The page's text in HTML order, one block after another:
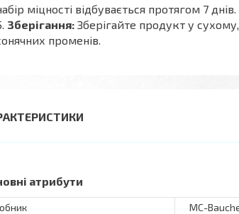
міцності відбувається протягом 7 днів.
Зберігання: Зберігайте продукт у
променів.
атрибути
MC-